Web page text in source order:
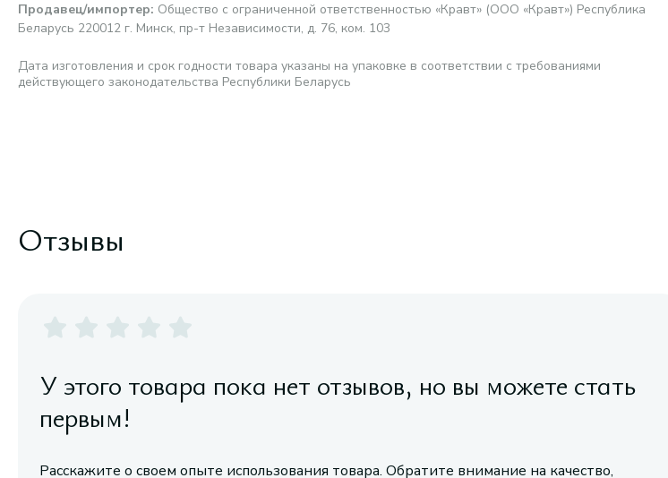
Продавец/импортер: Общество с ограниченной ответственностью «Кравт» (ООО «Кравт») Республика
Беларусь 220012 г. Минск, пр-т Независимости, д. 76, ком. 103
Дата изготовления и срок годности товара указаны на упаковке в соответствии с требованиями
действующего законодательства Республики Беларусь
Отзывы
У этого товара пока нет отзывов, но вы можете стать
первым!
Расскажите о своем опыте использования товара. Обратите внимание на качество,